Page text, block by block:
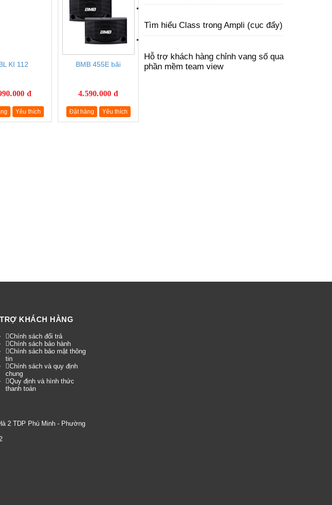
KI 112
đ
Yêu thích
BMB 455E bãi
4.590.000 đ
Đặt hàng Yêu thích
Tìm hiểu Class trong Ampli (cục đẩy)
Hỗ trợ khách hàng chỉnh vang số qua
phần mềm team view
KHÁCH HÀNG
Chính sách đổi trả
Chính sách bảo hành
Chính sách bảo mật thông
tin
Chính sách và quy định
chung
Quy định và hình thức
thanh toán
2 TDP Phú Minh - Phường